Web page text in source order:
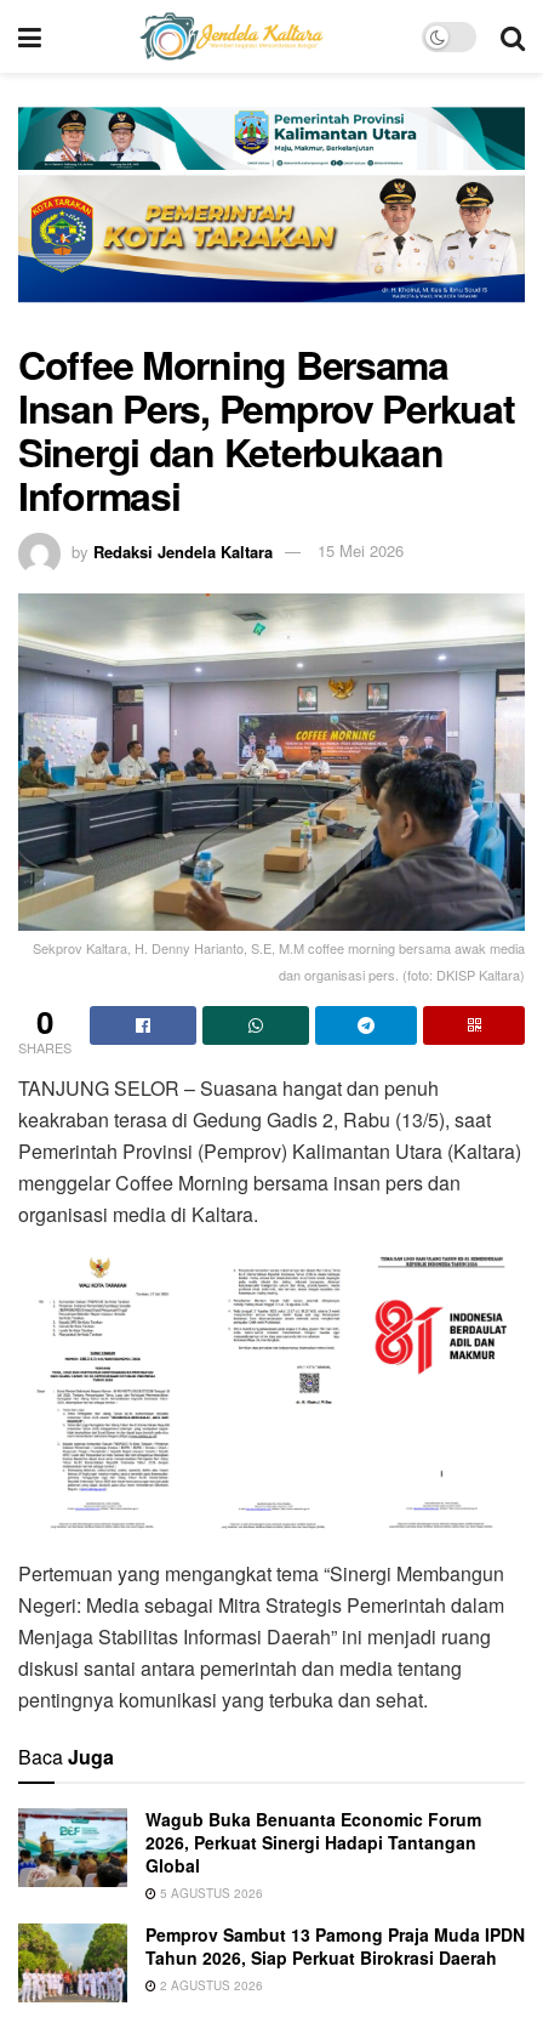
Coffee Morning Bersama
Insan Pers, Pemprov Perkuat
Sinergi dan Keterbukaan
Informasi
by Redaksi Jendela Kaltara 15 Mei 2026
Sekprov Kaltara, H. Denny Harianto, S.E, M.M coffee morning bersama awak media
dan organisasi pers. (foto: DKISP Kaltara)
0
SHARES
TANJUNG SELOR – Suasana hangat dan penuh
keakraban terasa di Gedung Gadis 2, Rabu (13/5), saat
Pemerintah Provinsi (Pemprov) Kalimantan Utara (Kaltara)
menggelar Coffee Morning bersama insan pers dan
organisasi media di Kaltara.
Pertemuan yang mengangkat tema “Sinergi Membangun
Negeri: Media sebagai Mitra Strategis Pemerintah dalam
Menjaga Stabilitas Informasi Daerah” ini menjadi ruang
diskusi santai antara pemerintah dan media tentang
pentingnya komunikasi yang terbuka dan sehat.
BacaJuga
Wagub Buka Benuanta Economic Forum
2026, Perkuat Sinergi Hadapi Tantangan
Global
5 AGUSTUS 2026
Pemprov Sambut 13 Pamong Praja Muda IPDN
Tahun 2026, Siap Perkuat Birokrasi Daerah
2 AGUSTUS 2026